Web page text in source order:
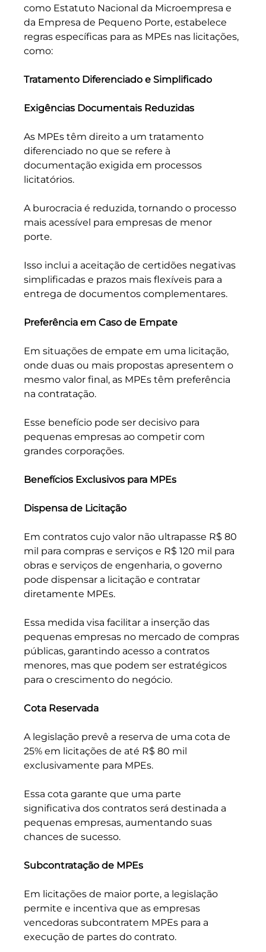
como Estatuto Nacional da Microempresa e
da Empresa de Pequeno Porte, estabelece
regras específicas para as MPEs nas licitações,
como:
Tratamento Diferenciado e Simplificado
Exigências Documentais Reduzidas
As MPEs têm direito a um tratamento
diferenciado no que se refere à
documentação exigida em processos
licitatórios.
A burocracia é reduzida, tornando o processo
mais acessível para empresas de menor
porte.
Isso inclui a aceitação de certidões negativas
simplificadas e prazos mais flexíveis para a
entrega de documentos complementares.
Preferência em Caso de Empate
Em situações de empate em uma licitação,
onde duas ou mais propostas apresentem o
mesmo valor final, as MPEs têm preferência
na contratação.
Esse benefício pode ser decisivo para
pequenas empresas ao competir com
grandes corporações.
Benefícios Exclusivos para MPEs
Dispensa de Licitação
Em contratos cujo valor não ultrapasse R$ 80
mil para compras e serviços e R$ 120 mil para
obras e serviços de engenharia, o governo
pode dispensar a licitação e contratar
diretamente MPEs.
Essa medida visa facilitar a inserção das
pequenas empresas no mercado de compras
públicas, garantindo acesso a contratos
menores, mas que podem ser estratégicos
para o crescimento do negócio.
Cota Reservada
A legislação prevê a reserva de uma cota de
25% em licitações de até R$ 80 mil
exclusivamente para MPEs.
Essa cota garante que uma parte
significativa dos contratos será destinada a
pequenas empresas, aumentando suas
chances de sucesso.
Subcontratação de MPEs
Em licitações de maior porte, a legislação
permite e incentiva que as empresas
vencedoras subcontratem MPEs para a
execução de partes do contrato.